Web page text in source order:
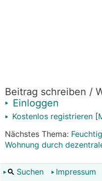
Beitrag schreiben /
Einloggen
Kostenlos registrieren [
Nächstes Thema:
Wohnung durch
Suchen Impressum